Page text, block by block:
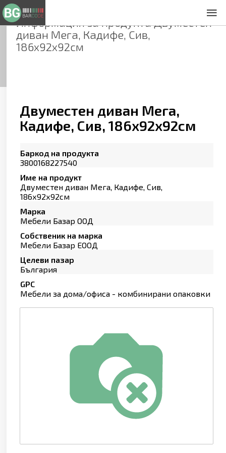
Информация за продуктаДвуместен
диван Мега, Кадифе, Сив,
186х92х92см
Двуместен диван Мега,
Кадифе, Сив, 186х92х92см
Баркод на продукта
3800168227540
Име на продукт
Двуместен диван Мега, Кадифе, Сив,
186х92х92см
Марка
Мебели Базар ООД
Собственик на марка
Мебели Базар ЕООД
Целеви пазар
България
GPC
Мебели за дома/офиса - комбинирани опаковки
Общи условия
Декларация за проверителност